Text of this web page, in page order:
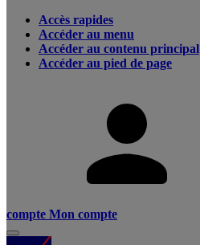
Accès rapides
Accéder au menu
Accéder au contenu principal
Accéder au pied de page
compte Mon compte